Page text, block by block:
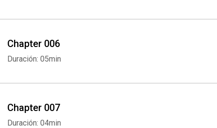
Chapter 006
Duración: 05min
Chapter 007
Duración: 04min